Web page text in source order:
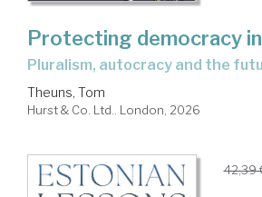
Protecting democracy
pluralism, autocracy and the
Theuns, Tom
Hurst & Co. Ltd.. London, 2026
42,39